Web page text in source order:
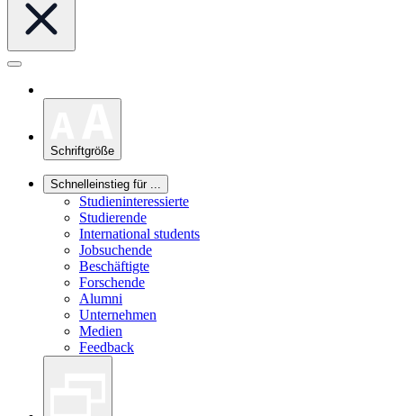
Schriftgröße
Schnelleinstieg für ...
Studieninteressierte
Studierende
International students
Jobsuchende
Beschäftigte
Forschende
Alumni
Unternehmen
Medien
Feedback